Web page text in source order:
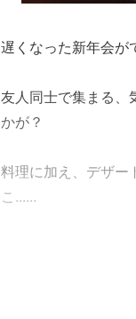
遅くなった新年会が
友人同士で集まる、
かが？
料理に加え、デザー
こ......